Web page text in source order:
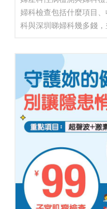
婦科檢查包括什麼項目
科與深圳睇婦科幾多錢